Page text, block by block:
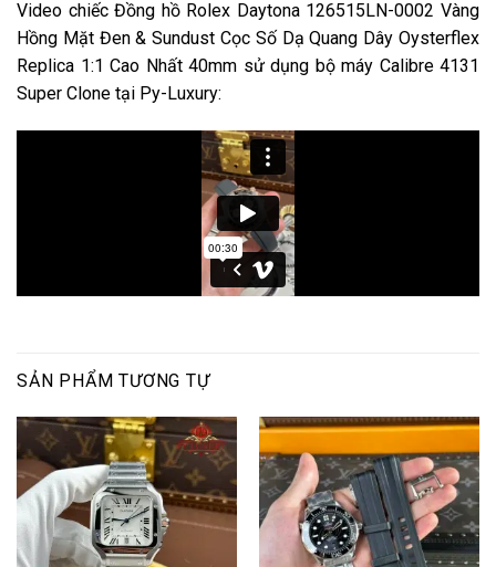
Video chiếc Đồng hồ Rolex Daytona 126515LN-0002 Vàng
Hồng Mặt Đen & Sundust Cọc Số Dạ Quang Dây Oysterflex
Replica 1:1 Cao Nhất 40mm sử dụng bộ máy Calibre 4131
Super Clone tại Py-Luxury:
SẢN PHẨM TƯƠNG TỰ